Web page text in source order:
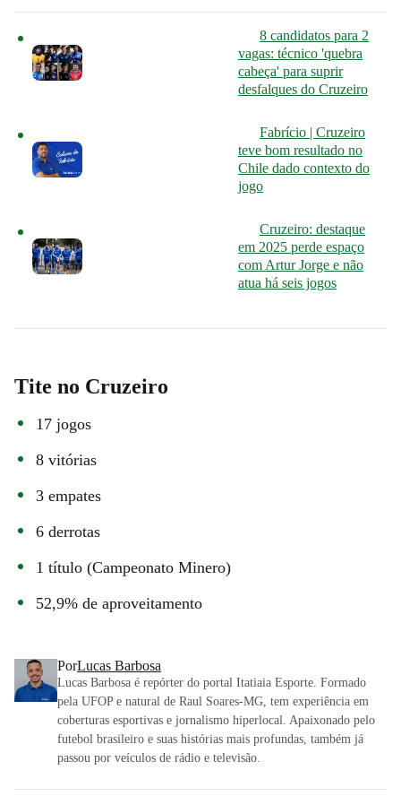
8 candidatos para 2
vagas: técnico 'quebra
cabeça' para suprir
desfalques do Cruzeiro
Fabrício | Cruzeiro
teve bom resultado no
Chile dado contexto do
jogo
Cruzeiro: destaque
em 2025 perde espaço
com Artur Jorge e não
atua há seis jogos
Tite no Cruzeiro
17 jogos
8 vitórias
3 empates
6 derrotas
1 título (Campeonato Minero)
52,9% de aproveitamento
PorLucas Barbosa
Lucas Barbosa é repórter do portal Itatiaia Esporte. Formado
pela UFOP e natural de Raul Soares-MG, tem experiência em
coberturas esportivas e jornalismo hiperlocal. Apaixonado pelo
futebol brasileiro e suas histórias mais profundas, também já
passou por veículos de rádio e televisão.